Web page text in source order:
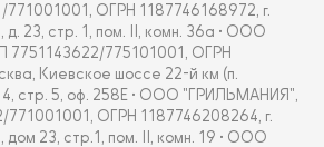
ОГРН 1187746168972, г.
д. 23, стр. 1, пом. II, комн. 36а • ООО
7751143622/775101001, ОГРН
Киевское шоссе 22-й км (п.
4, стр. 5, оф. 258Е • ООО "ГРИЛЬМАНИЯ",
ОГРН 1187746208264, г.
дом 23, стр.1, пом. II, комн. 19 • ООО